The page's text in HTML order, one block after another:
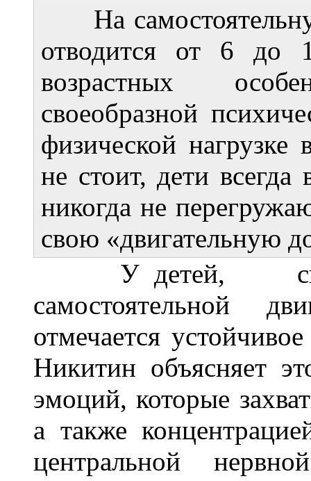
На
отводится от 6 до
возрастных
своеобразной
физической нагрузке
не стоит, дети всегда
никогда не
свою «двигательную
У детей,
самостоятельной
отмечается
Никитин объясняет
эмоций, которые
а также
центральной